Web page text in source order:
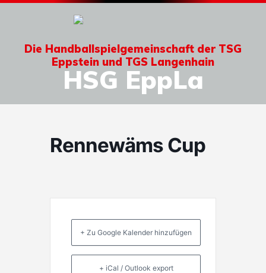
Die Handballspielgemeinschaft der TSG
Eppstein und TGS Langenhain
HSG EppLa
Rennewäms Cup
+ Zu Google Kalender hinzufügen
+ iCal / Outlook export